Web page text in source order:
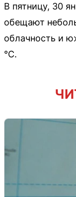
В пятницу, 30
обещают
облачность и
°C.